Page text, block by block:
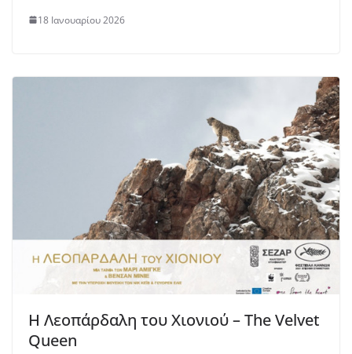
18 Ιανουαρίου 2026
Η Λεοπάρδαλη του Χιονιού – The Velvet
Queen